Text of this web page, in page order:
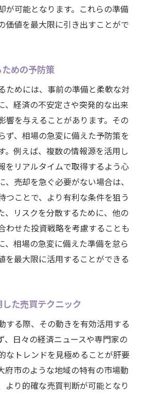
が可能となります。これらの準備
価値を最大限に引き出すことがで
めの予防策
ためには、事前の準備と柔軟な対
、経済の不安定さや突発的な出来
響を与えることがあります。その
ず、相場の急変に備えた予防策を
。例えば、複数の情報源を活用し
をリアルタイムで取得するよう心
売却を急ぐ必要がない場合は、
つことで、より有利な条件を狙う
、リスクを分散するために、他の
わせた投資戦略を考慮することも
、相場の急変に備えた準備を怠ら
を最大限に活用することができる
た売買テクニック
する際、その動きを有効活用する
、日々の経済ニュースや専門家の
なトレンドを見極めることが肝要
府市のような地域の特有の市場動
より的確な売買判断が可能となり